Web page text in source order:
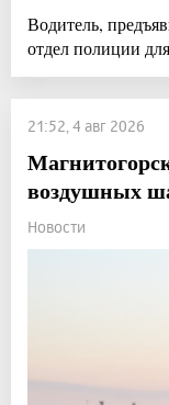
Водитель,
отдел полиции
21:52, 4 авг 2026
воздушных
Новости